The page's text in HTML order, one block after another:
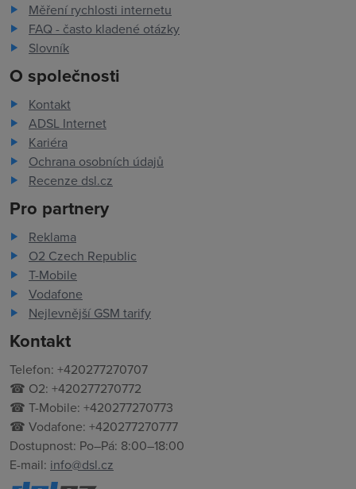
Měření rychlosti internetu
FAQ - často kladené otázky
Slovník
O společnosti
Kontakt
ADSL Internet
Kariéra
Ochrana osobních údajů
Recenze dsl.cz
Pro partnery
Reklama
O2 Czech Republic
T-Mobile
Vodafone
Nejlevnější GSM tarify
Kontakt
Telefon: +420277270707
☎ O2: +420277270772
☎ T-Mobile: +420277270773
☎ Vodafone: +420277270777
Dostupnost: Po–Pá: 8:00–18:00
E-mail: info@dsl.cz